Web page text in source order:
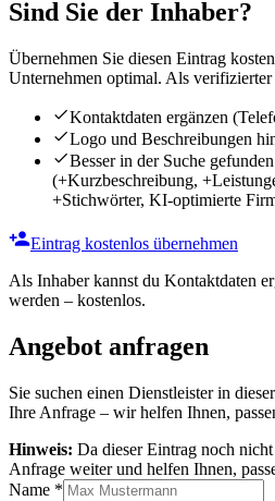
Sind Sie der Inhaber?
Übernehmen Sie diesen Eintrag
Unternehmen optimal. Als
Kontaktdaten ergänzen
Logo und Beschreibungen
Besser in der Suche
(+Kurzbeschreibung,
+Stichwörter, KI-optimierte
Eintrag kostenlos übernehmen
Als Inhaber kannst du Kontaktdaten
werden – kostenlos.
Angebot anfragen
Sie suchen einen Dienstleister in
Ihre Anfrage – wir helfen Ihnen,
Hinweis: Da dieser Eintrag noch
Anfrage weiter und helfen Ihnen,
Name *